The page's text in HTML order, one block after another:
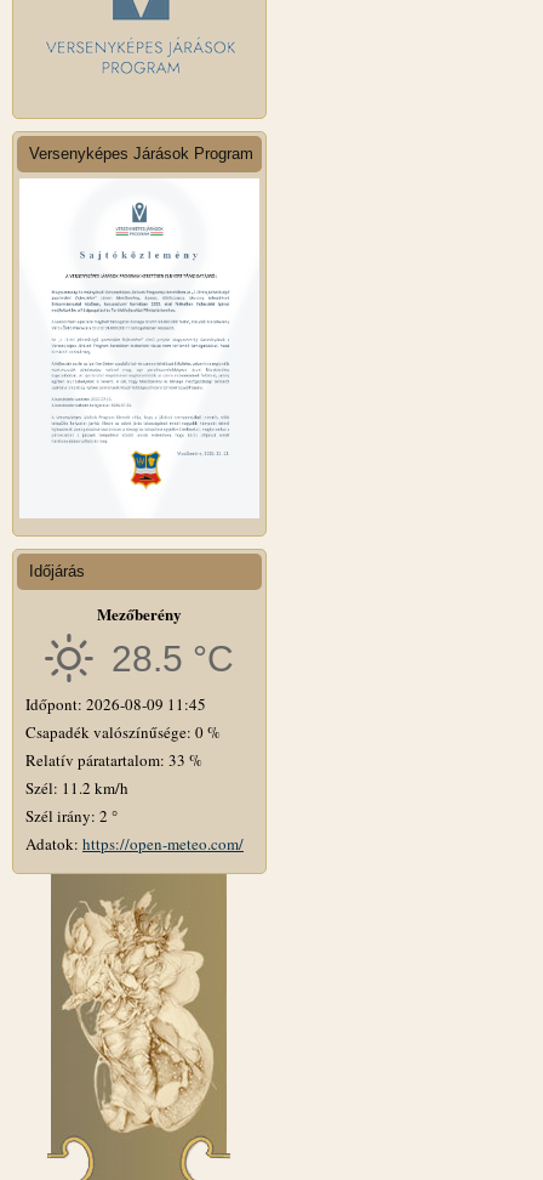
Versenyképes Járások Program
Időjárás
Mezőberény
28.5 °C
Időpont: 2026-08-09 11:45
Csapadék valószínűsége: 0 %
Relatív páratartalom: 33 %
Szél: 11.2 km/h
Szél irány: 2 °
Adatok: https://open-meteo.com/